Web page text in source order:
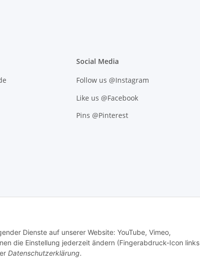
Dienste auf unserer Website: YouTube, Vimeo,
die Einstellung jederzeit ändern (Fingerabdruck-Icon links
Datenschutzerklärung.
Social Media
Follow us @Instagram
Like us @Facebook
Pins @Pinterest